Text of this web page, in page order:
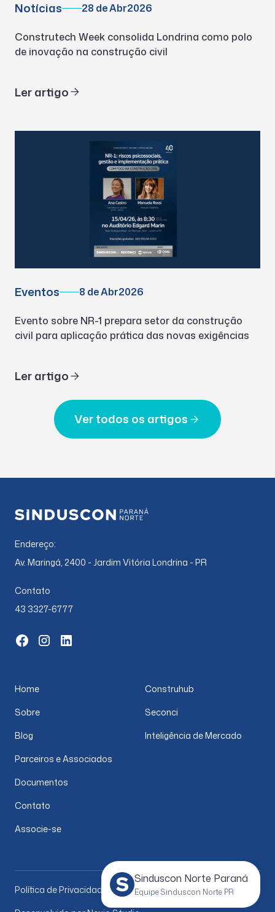
Sinduscon Norte Paraná
Equipe Sinduscon Norte PR
Notícias 28 de Abr2026
Construtech Week consolida Londrina como polo
de inovação na construção civil
Ler artigo
Eventos 8 de Abr2026
Evento sobre NR-1 prepara setor da construção
civil para aplicação prática das novas exigências
Ler artigo
Ver todos os artigos
Endereço:
Av. Maringá, 2400 - Jardim Vitória Londrina - PR
Contato
43 3327-6777
Home
Sobre
Blog
Parceiros e Associados
Documentos
Contato
Associe-se
Construhub
Seconci
Inteligência de Mercado
Política de Privacidade